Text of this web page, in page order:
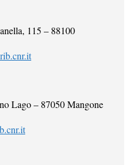
115 – 88100
Lago – 87050 Mangone